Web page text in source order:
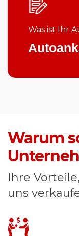
Was ist Ihr
Warum
Ihre
uns